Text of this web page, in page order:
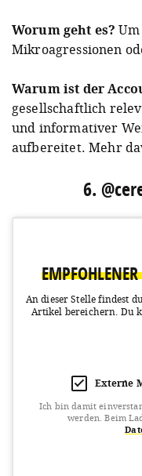
Worum geht es?
Mikroagressionen
Warum ist der
gesellschaftlich
und informativer
aufbereitet. Mehr
6.
An dieser Stelle findest
Artikel bereichern. Du
Externe
Ich bin damit
werden. Beim